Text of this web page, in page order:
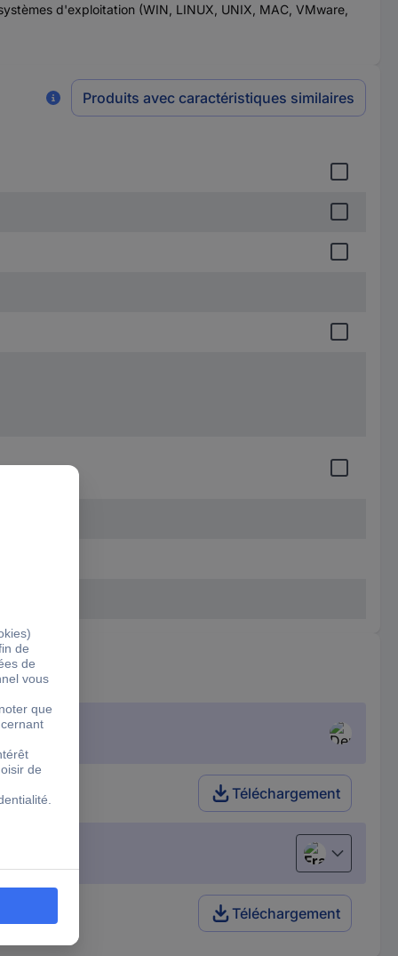
d'exploitation (WIN, LINUX, UNIX, MAC, VMware,
Produits avec caractéristiques similaires
Téléchargement
Français
Téléchargement